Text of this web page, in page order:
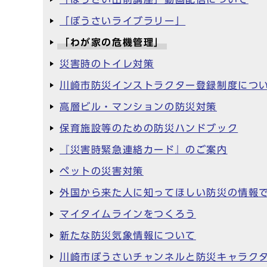
「ぼうさいライブラリー」
「わが家の危機管理」
災害時のトイレ対策
川崎市防災インストラクター登録制度につ
高層ビル・マンションの防災対策
保育施設等のための防災ハンドブック
『災害時緊急連絡カード』のご案内
ペットの災害対策
外国から来た人に知ってほしい防災の情報で
マイタイムラインをつくろう
新たな防災気象情報について
川崎市ぼうさいチャンネルと防災キャラク